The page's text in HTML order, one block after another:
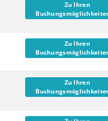
Zu Ihren
Zu Ihren
Zu Ihren